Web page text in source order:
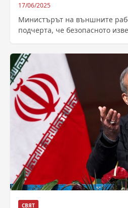
17/06/2025
Министърът на външните
подчерта, че безопасното
СВЯТ